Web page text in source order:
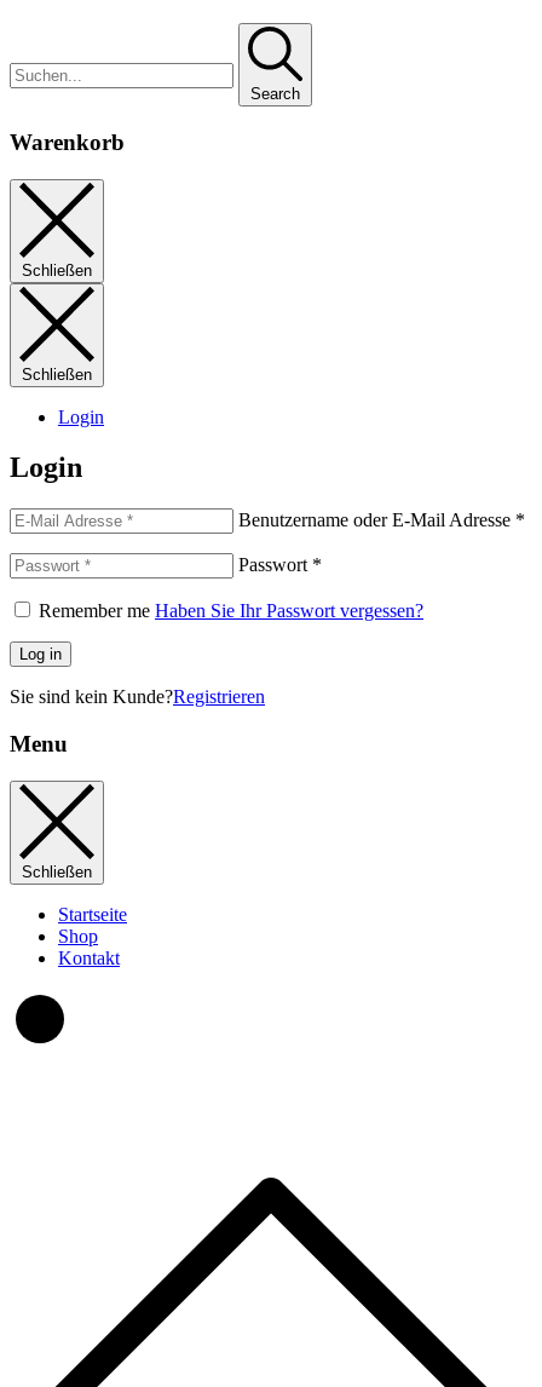
Search
Warenkorb
Schließen
Schließen
Login
Login
Benutzername oder E-Mail Adresse *
Passwort *
Remember me Haben Sie Ihr Passwort vergessen?
Log in
Sie sind kein Kunde?Registrieren
Menu
Schließen
Startseite
Shop
Kontakt